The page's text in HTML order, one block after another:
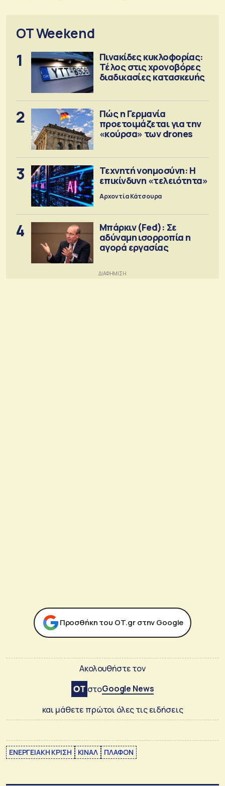
OT Weekend
1
Πινακίδες κυκλοφορίας:
Τέλος στις χρονοβόρες
διαδικασίες κατασκευής
2
Πώς η Γερμανία
προετοιμάζεται για την
«κούρσα» των drones
3
Τεχνητή νοημοσύνη: Η
επικίνδυνη «τελειότητα»
Αρχοντία Κάτσουρα
4
Μπάρκιν (Fed): Σε
αδύναμη ισορροπία η
αγορά εργασίας
Προσθήκη του ΟΤ.gr στην Google
Ακολουθήστε τον
στοGoogle News
και μάθετε πρώτοι όλες τις ειδήσεις
ΕΝΕΡΓΕΙΑΚΗ ΚΡΙΣΗ ΚΙΝΑΛ ΠΛΑΦΟΝ